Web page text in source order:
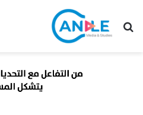
بحث عن